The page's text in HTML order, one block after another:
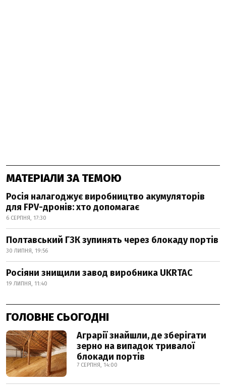
МАТЕРІАЛИ ЗА ТЕМОЮ
Росія налагоджує виробництво акумуляторів
для FPV-дронів: хто допомагає
6 СЕРПНЯ, 17:30
Полтавський ГЗК зупинять через блокаду портів
30 ЛИПНЯ, 19:56
Росіяни знищили завод виробника UKRTAC
19 ЛИПНЯ, 11:40
ГОЛОВНЕ СЬОГОДНІ
Аграрії знайшли, де зберігати
зерно на випадок тривалої
блокади портів
7 СЕРПНЯ, 14:00